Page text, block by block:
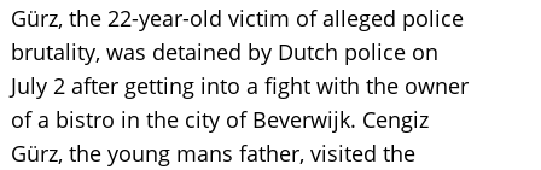
Gürz, the 22-year-old victim of alleged police
brutality, was detained by Dutch police on
July 2 after getting into a fight with the owner
of a bistro in the city of Beverwijk. Cengiz
Gürz, the young mans father, visited the